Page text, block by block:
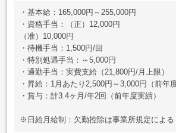
・基本給：165,000円～255,000円
・資格手当：（正）12,000円
（准）10,000円
・待機手当：1,500円/回
・特別処遇手当：～5,000円
・通勤手当：実費支給（21,800円/月上限）
・昇給：1月あたり2,500円～3,000円（前年
・賞与：計3.4ヶ月/年2回（前年度実績）
※日給月給制：欠勤控除は事業所規定による